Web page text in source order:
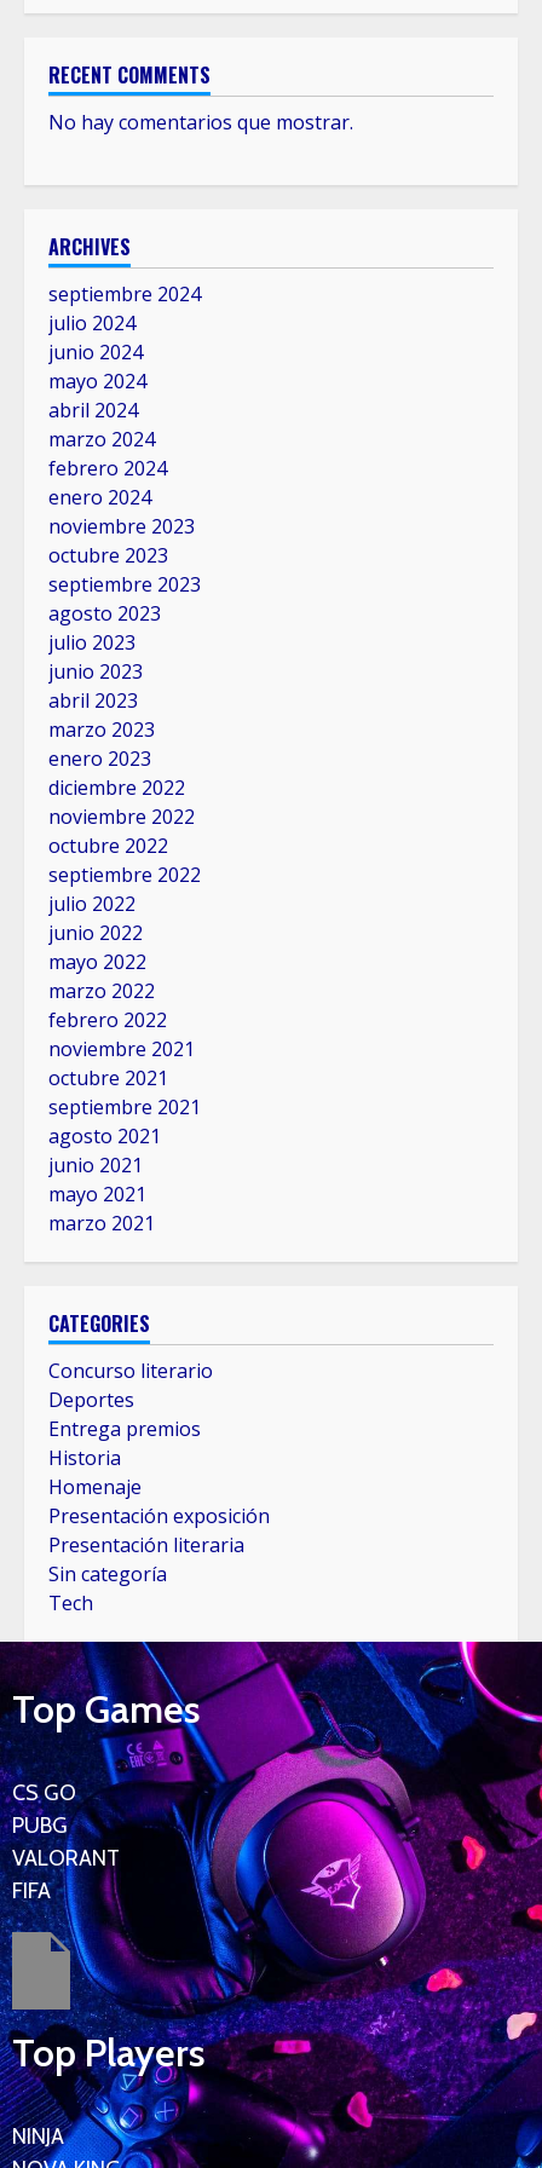
RECENT COMMENTS
No hay comentarios que mostrar.
ARCHIVES
septiembre 2024
julio 2024
junio 2024
mayo 2024
abril 2024
marzo 2024
febrero 2024
enero 2024
noviembre 2023
octubre 2023
septiembre 2023
agosto 2023
julio 2023
junio 2023
abril 2023
marzo 2023
enero 2023
diciembre 2022
noviembre 2022
octubre 2022
septiembre 2022
julio 2022
junio 2022
mayo 2022
marzo 2022
febrero 2022
noviembre 2021
octubre 2021
septiembre 2021
agosto 2021
junio 2021
mayo 2021
marzo 2021
CATEGORIES
Concurso literario
Deportes
Entrega premios
Historia
Homenaje
Presentación exposición
Presentación literaria
Sin categoría
Tech
Top Games
CS GO
PUBG
VALORANT
FIFA
Top Players
NINJA